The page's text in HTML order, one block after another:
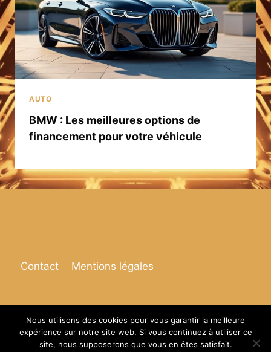
AUTO
BMW : Les meilleures options de
financement pour votre véhicule
Contact Mentions légales
© 2026 Espace de vie
Nous utilisons des cookies pour vous garantir la meilleure
expérience sur notre site web. Si vous continuez à utiliser ce
site, nous supposerons que vous en êtes satisfait.